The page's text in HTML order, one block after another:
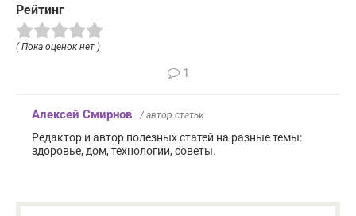
Рейтинг
( Пока оценок нет )
1
Алексей Смирнов / автор статьи
Редактор и автор полезных статей на разные темы:
здоровье, дом, технологии, советы.